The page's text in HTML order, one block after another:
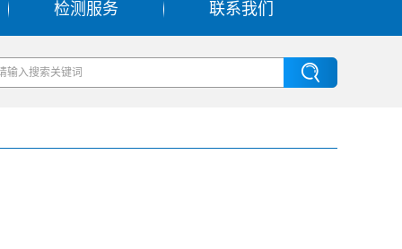
检测服务 联系我们